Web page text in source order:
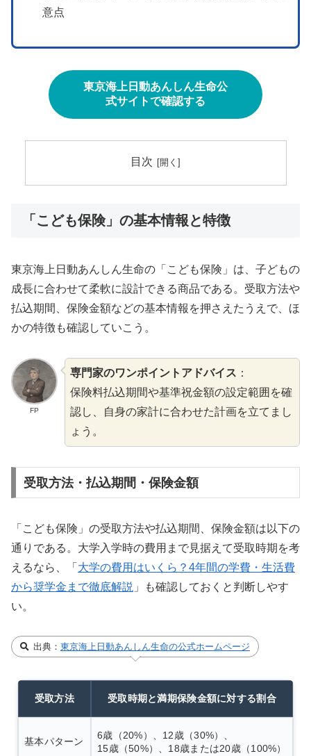
意点
東京海上日動あんしん生命公
式サイトで確認する
目次
「こども保険」の基本情報と特徴
東京海上日動あんしん生命の「こども保険」は、子どもの
成長に合わせて柔軟に設計できる商品である。受取方法や
払込期間、保険金額などの基本情報を押さえたうえで、ほ
かの特徴も確認していこう。
FP
専門家のワンポイントアドバイス ：
保険料払込期間や基準祝金額の設定範囲を確
認し、自身の家計に合わせた計画を立てまし
ょう。
受取方法・払込期間・保険金額
「こども保険」の受取方法や払込期間、保険金額は以下の
通りである。大学入学時の費用まで見据えて受取時期を考
えるなら、「 大学の費用はいくら？4年間の学費・生活費
から奨学金まで徹底解説 」も確認しておくと判断しやす
い。
出典： 東京海上日動あんしん生命の公式ホームページ
受取方法 受取時期と満期保険金額に対する割合
基本パターン
6歳（20%）、12歳（30%）、
15歳（50%）、18歳または20歳（100%）